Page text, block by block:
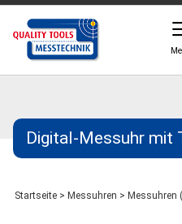
Digital-Messuhr mit
Startseite > Messuhren > Messuhren